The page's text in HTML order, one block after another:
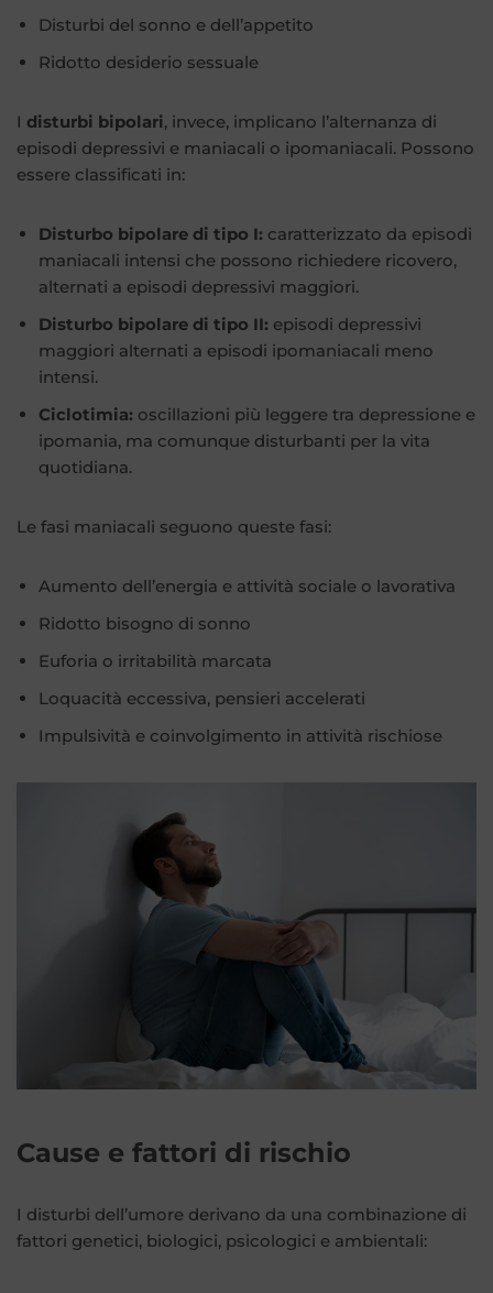
Disturbi del sonno e dell’appetito
Ridotto desiderio sessuale
I disturbi bipolari, invece, implicano l’alternanza di
episodi depressivi e maniacali o ipomaniacali. Possono
essere classificati in:
Disturbo bipolare di tipo I: caratterizzato da episodi
maniacali intensi che possono richiedere ricovero,
alternati a episodi depressivi maggiori.
Disturbo bipolare di tipo II: episodi depressivi
maggiori alternati a episodi ipomaniacali meno
intensi.
Ciclotimia: oscillazioni più leggere tra depressione e
ipomania, ma comunque disturbanti per la vita
quotidiana.
Le fasi maniacali seguono queste fasi:
Aumento dell’energia e attività sociale o lavorativa
Ridotto bisogno di sonno
Euforia o irritabilità marcata
Loquacità eccessiva, pensieri accelerati
Impulsività e coinvolgimento in attività rischiose
Cause e fattori di rischio
I disturbi dell’umore derivano da una combinazione di
fattori genetici, biologici, psicologici e ambientali: